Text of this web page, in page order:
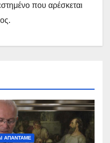
που αρέσκεται
ΑΠΑΝΤΑΜΕ